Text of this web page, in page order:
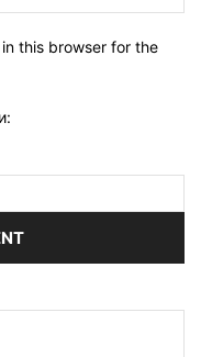
this browser for the